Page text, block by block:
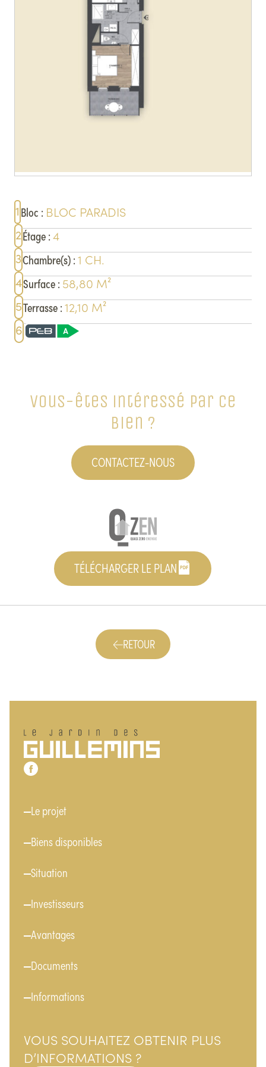
1Bloc : BLOC PARADIS
2Étage:4
3Chambre(s):1 CH.
4Surface: 58,80 M²
5Terrasse:12,10 M²
6
Vous-êtes intéressé par ce
bien ?
CONTACTEZ-NOUS
TÉLÉCHARGER LE PLAN
RETOUR
Pied de page
Le jardin des Guillemins
Notre page Facebook
Le projet
Biens disponibles
Situation
Investisseurs
Avantages
Documents
Informations
VOUS SOUHAITEZ OBTENIR PLUS
D’INFORMATIONS ?